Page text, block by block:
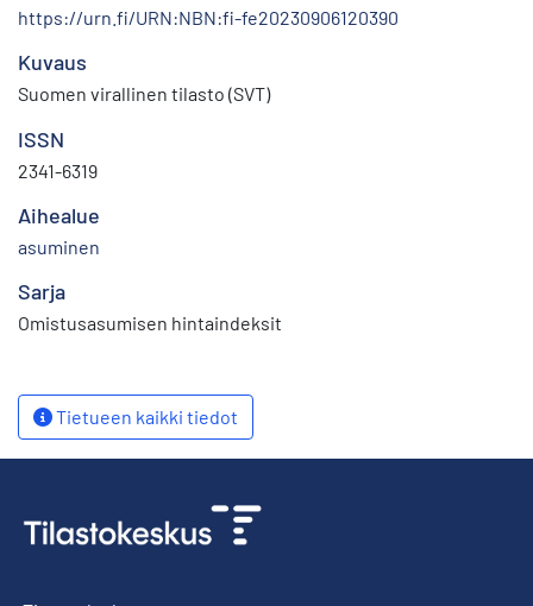
https://urn.fi/URN:NBN:fi-fe20230906120390
Kuvaus
Suomen virallinen tilasto (SVT)
ISSN
2341-6319
Aihealue
asuminen
Sarja
Omistusasumisen hintaindeksit
Tietueen kaikki tiedot